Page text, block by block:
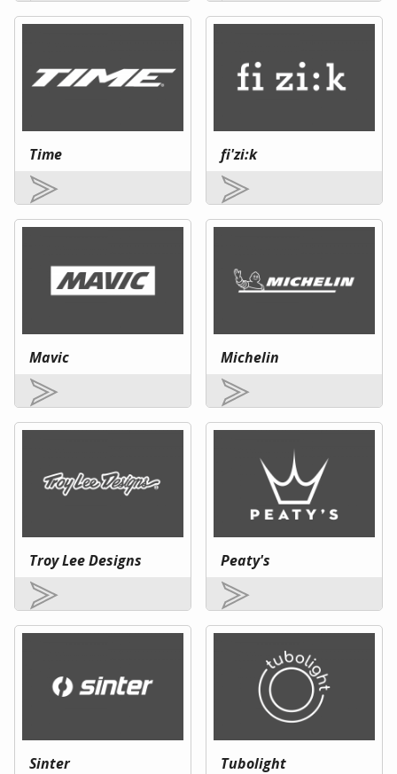
Time fi'zi:k
Mavic Michelin
Troy Lee Designs Peaty's
Sinter Tubolight